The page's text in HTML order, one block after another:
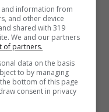
per i pensionati
che
segue
information from
and other device
shared with 319
We and our partners
of partners.
data on the basis
to by managing
bottom of this page
consent in privacy